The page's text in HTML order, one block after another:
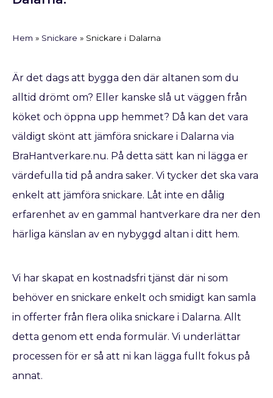
Hem » Snickare » Snickare i Dalarna
Är det dags att bygga den där altanen som du
alltid drömt om? Eller kanske slå ut väggen från
köket och öppna upp hemmet? Då kan det vara
väldigt skönt att jämföra snickare i Dalarna via
BraHantverkare.nu. På detta sätt kan ni lägga er
värdefulla tid på andra saker. Vi tycker det ska vara
enkelt att jämföra snickare. Låt inte en dålig
erfarenhet av en gammal hantverkare dra ner den
härliga känslan av en nybyggd altan i ditt hem.
Vi har skapat en kostnadsfri tjänst där ni som
behöver en snickare enkelt och smidigt kan samla
in offerter från flera olika snickare i Dalarna. Allt
detta genom ett enda formulär. Vi underlättar
processen för er så att ni kan lägga fullt fokus på
annat.